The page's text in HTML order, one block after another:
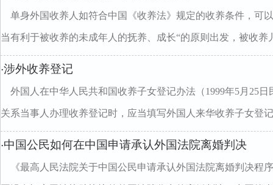
单身外国收养人如符合中国《收养法》规定的收养条件，可
当有利于被收养的未成年人的抚养、成长“的原则出发，被收
·涉外收养登记
外国人在中华人民共和国收养子女登记办法（1999年5月25
关系当事人办理收养登记时，应当填写外国人来华收养子女登
·中国公民如何在中国申请承认外国法院离婚判决
《最高人民法院关于中国公民申请承认外国法院离婚判决